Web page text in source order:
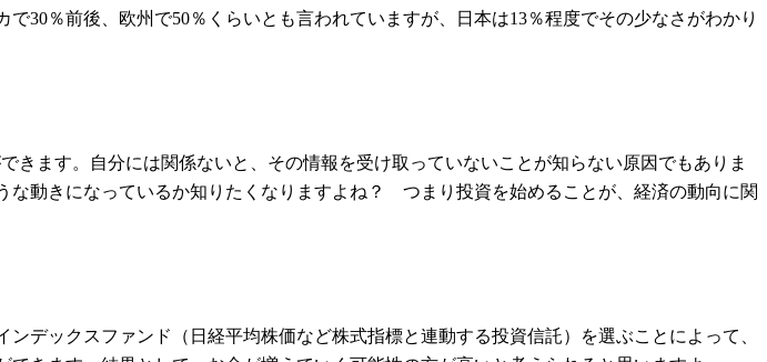
30％前後、欧州で50％くらいとも言われていますが、日本は13％程度でその少なさがわかり
ます。自分には関係ないと、その情報を受け取っていないことが知らない原因でもありま
動きになっているか知りたくなりますよね？ つまり投資を始めることが、経済の動向に関
デックスファンド（日経平均株価など株式指標と連動する投資信託）を選ぶことによって、